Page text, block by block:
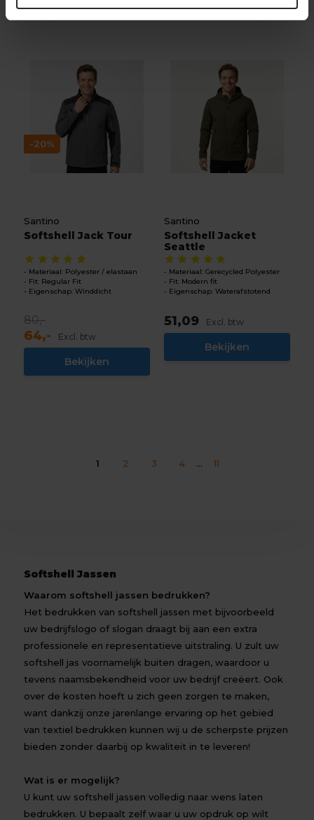
-20%
Santino
Softshell Jack Tour
Materiaal: Polyester / elastaan
Fit: Regular Fit
Eigenschap: Winddicht
80,-
64,- Excl. btw
Bekijken
Santino
Softshell Jacket
Seattle
Materiaal: Gerecycled Polyester
Fit: Modern fit
Eigenschap: Waterafstotend
51,09 Excl. btw
Bekijken
1 2 3 4 ... 11
Softshell Jassen
Waarom softshell jassen bedrukken?
Het bedrukken van softshell jassen met bijvoorbeeld
uw bedrijfslogo of slogan draagt bij aan een extra
professionele en representatieve uitstraling. U zult uw
softshell jas voornamelijk buiten dragen, waardoor u
tevens naamsbekendheid voor uw bedrijf creëert. Ook
over de kosten hoeft u zich geen zorgen te maken,
want dankzij onze jarenlange ervaring op het gebied
van textiel bedrukken kunnen wij u de scherpste prijzen
bieden zonder daarbij op kwaliteit in te leveren!
Wat is er mogelijk?
U kunt uw softshell jassen volledig naar wens laten
bedrukken. U bepaalt zelf waar u uw opdruk op wilt